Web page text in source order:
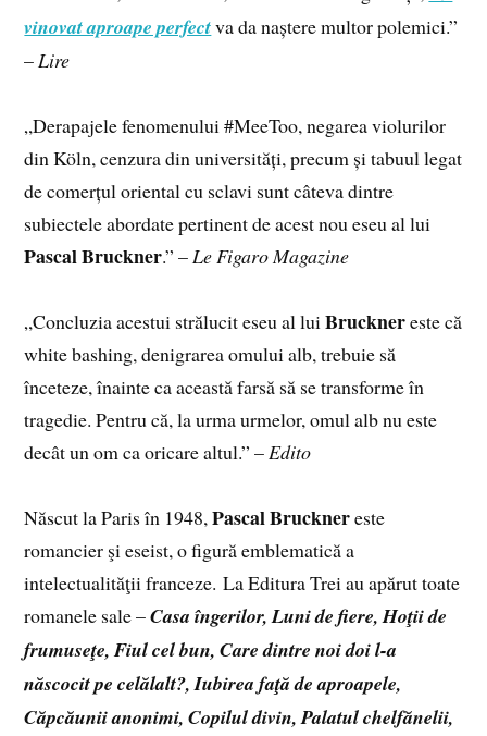
vinovat aproape perfectva da naștere multor polemici.”
–Lire
„Derapajele fenomenului #MeeToo, negarea violurilor
din Köln, cenzura din universități, precum și tabuul legat
de comerțul oriental cu sclavi sunt câteva dintre
subiectele abordate pertinent de acest nou eseu al lui
Pascal Bruckner.” –Le Figaro Magazine
„Concluzia acestui strălucit eseu al luiBrucknereste că
white bashing, denigrarea omului alb, trebuie să
înceteze, înainte ca această farsă să se transforme în
tragedie. Pentru că, la urma urmelor, omul alb nu este
decât un om ca oricare altul.” –Edito
Născut la Paris în 1948,Pascal Brucknereste
romancier şi eseist, o figură emblematică a
intelectualităţii franceze. La Editura Trei au apărut toate
romanele sale –Casa îngerilor, Luni de fiere, Hoţii de
frumuseţe, Fiul cel bun, Care dintre noi doi l-a
născocit pe celălalt?, Iubirea faţă de aproapele,
Căpcăunii anonimi, Copilul divin, Palatul chelfănelii,